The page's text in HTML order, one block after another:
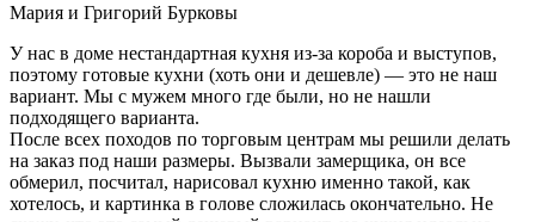
Мария и Григорий Бурковы
У нас в доме нестандартная кухня из-за короба и выступов,
поэтому готовые кухни (хоть они и дешевле) — это не наш
вариант. Мы с мужем много где были, но не нашли
подходящего варианта.
После всех походов по торговым центрам мы решили делать
на заказ под наши размеры. Вызвали замерщика, он все
обмерил, посчитал, нарисовал кухню именно такой, как
хотелось, и картинка в голове сложилась окончательно. Не